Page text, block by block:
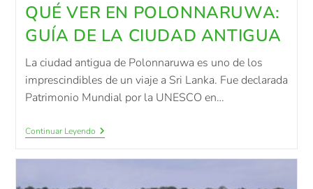
QUÉ VER EN POLONNARUWA:
GUÍA DE LA CIUDAD ANTIGUA
La ciudad antigua de Polonnaruwa es uno de los
imprescindibles de un viaje a Sri Lanka. Fue declarada
Patrimonio Mundial por la UNESCO en…
Continuar Leyendo